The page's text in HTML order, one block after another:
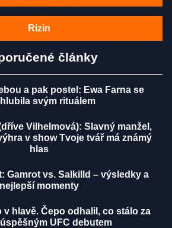
Rizin
články
a pak postel: Ewa Farna se
svým rituálem
Vilhelmová): Slavný manžel,
v show Tvoje tvář má známý
hlas
Gamrot vs. Salkilld – výsledky a
nejlepší momenty
v hlavě. Čepo odhalil, co stálo za
UFC debutem